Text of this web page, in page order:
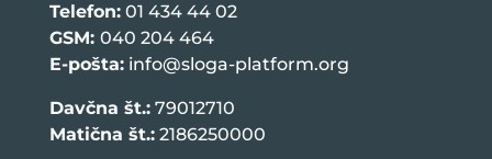
Telefon:01 434 44 02
GSM: 040 204 464
E-pošta: info@sloga-platform.org
Davčna št.:79012710
Matična št.:2186250000